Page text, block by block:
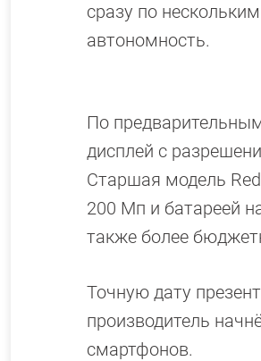
сразу по
автономность.
По
дисплей с
Старшая модель
200 Мп и батареей
также более
Точную дату
производитель
смартфонов.